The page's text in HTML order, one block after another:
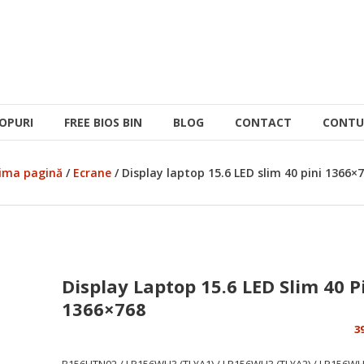
FREE BIOS BIN BLOG CONTACT
pagină / Ecrane / Display laptop 15.6 LED slim 40 pini
Display Laptop 15.6 LED Slim 40
1366×768